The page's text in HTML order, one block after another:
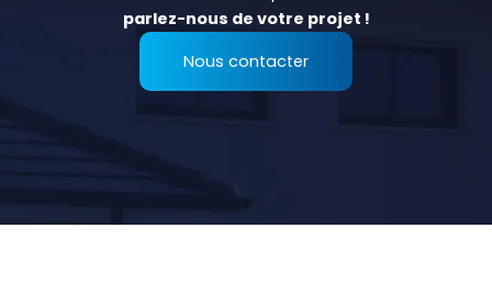
parlez-nous de votre projet !
Nous contacter